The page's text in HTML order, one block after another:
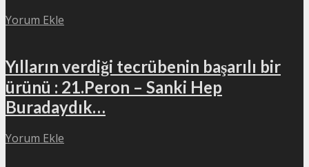
Yorum Ekle
Yılların verdiği tecrübenin başarılı bir
ürünü : 21.Peron – Sanki Hep
Buradaydık…
Yorum Ekle